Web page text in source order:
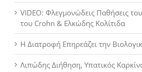
VIDEO: Φλεγμονώδεις Παθήσεις
του Crohn & Ελκώδης Κολίτιδα
Η Διατροφή Επηρεάζει την
Λιπώδης Διήθηση, Υπατικός